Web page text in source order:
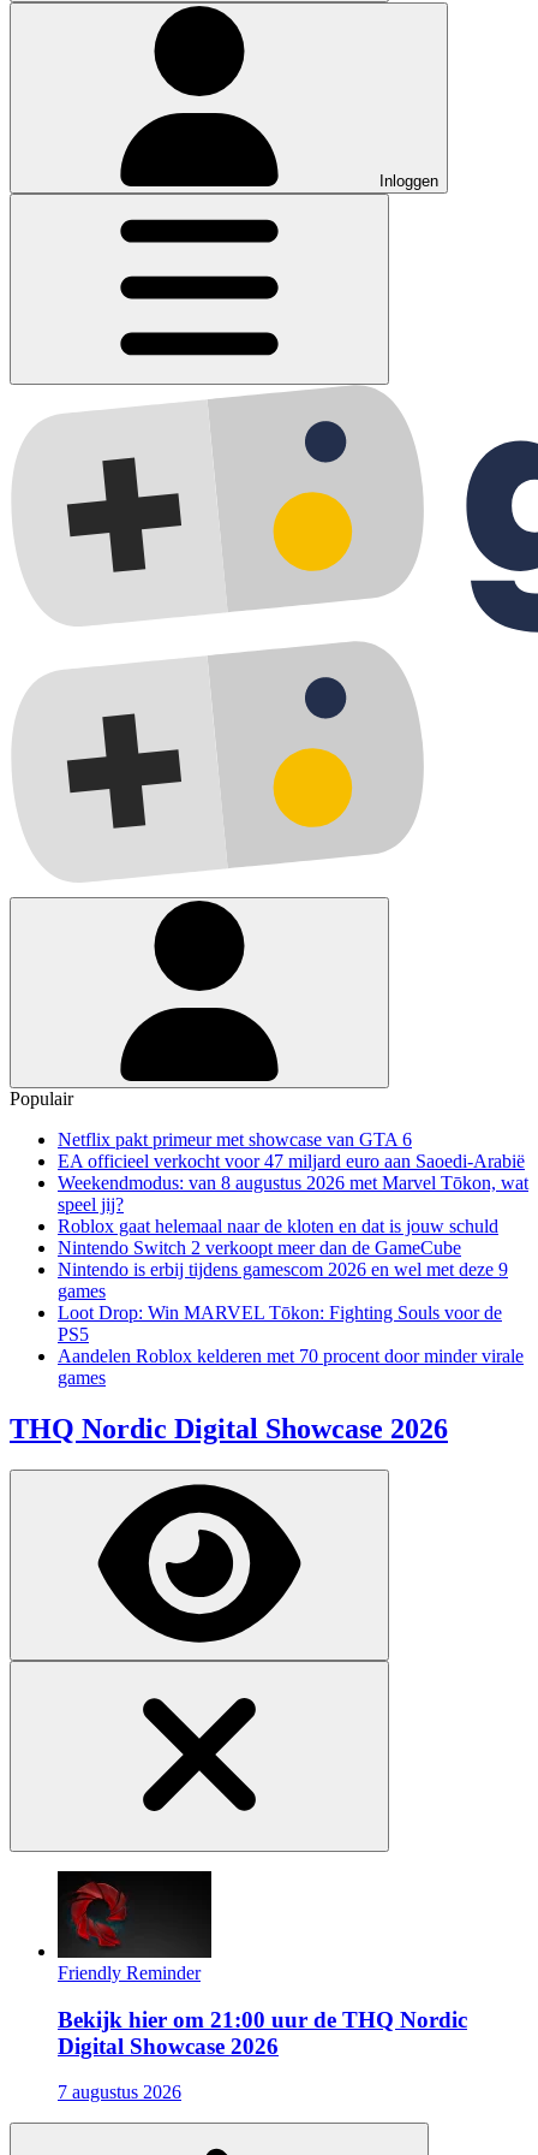
Inloggen
Populair
Netflix pakt primeur met showcase van GTA 6
EA officieel verkocht voor 47 miljard euro aan Saoedi-Arabië
Weekendmodus: van 8 augustus 2026 met Marvel Tōkon, wat
speel jij?
Roblox gaat helemaal naar de kloten en dat is jouw schuld
Nintendo Switch 2 verkoopt meer dan de GameCube
Nintendo is erbij tijdens gamescom 2026 en wel met deze 9
games
Loot Drop: Win MARVEL Tōkon: Fighting Souls voor de
PS5
Aandelen Roblox kelderen met 70 procent door minder virale
games
THQ Nordic Digital Showcase 2026
Friendly Reminder
Bekijk hier om 21:00 uur de THQ Nordic
Digital Showcase 2026
7 augustus 2026